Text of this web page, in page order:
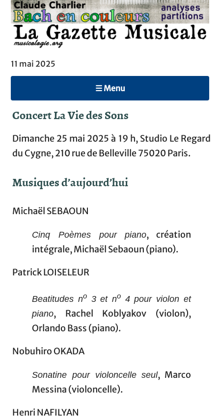
11 mai 2025
☰ Menu
Concert La Vie des Sons
Dimanche 25 mai 2025 à 19 h, Studio Le Regard
du Cygne, 210 rue de Belleville 75020 Paris.
Musiques d’aujourd’hui
Michaël SEBAOUN
Cinq Poèmes pour piano, création
intégrale, Michaël Sebaoun (piano).
Patrick LOISELEUR
Beatitudes no 3 et no 4 pour violon et
piano, Rachel Koblyakov (violon),
Orlando Bass (piano).
Nobuhiro OKADA
Sonatine pour violoncelle seul, Marco
Messina (violoncelle).
Henri NAFILYAN